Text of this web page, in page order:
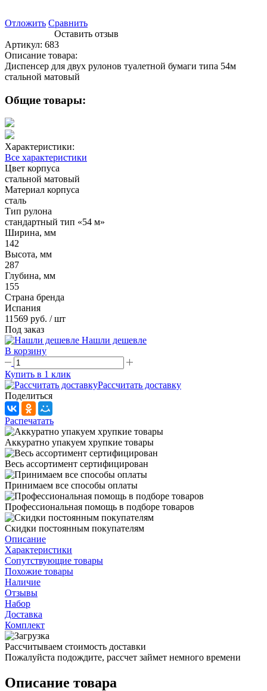
Отложить Сравнить
Оставить отзыв
Артикул: 683
Описание товара:
Диспенсер для двух рулонов туалетной бумаги типа 54м
стальной матовый
Общие товары:
Характеристики:
Все характеристики
Цвет корпуса
стальной матовый
Материал корпуса
сталь
Тип рулона
стандартный тип «54 м»
Ширина, мм
142
Высота, мм
287
Глубина, мм
155
Страна бренда
Испания
11569 руб. / шт
Под заказ
Нашли дешевле
В корзину
Купить в 1 клик
Рассчитать доставку
Поделиться
Распечатать
Аккуратно упакуем хрупкие товары
Весь ассортимент сертифицирован
Принимаем все способы оплаты
Профессиональная помощь в подборе товаров
Скидки постоянным покупателям
Описание
Характеристики
Сопутствующие товары
Похожие товары
Наличие
Отзывы
Набор
Доставка
Комплект
Рассчитываем стоимость доставки
Пожалуйста подождите, рассчет займет немного времени
Описание товара